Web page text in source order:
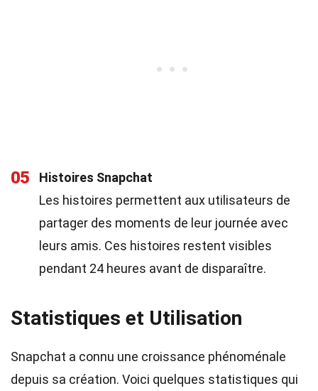
05
Histoires Snapchat
Les histoires permettent aux utilisateurs de
partager des moments de leur journée avec
leurs amis. Ces histoires restent visibles
pendant 24 heures avant de disparaître.
Statistiques et Utilisation
Snapchat a connu une croissance phénoménale
depuis sa création. Voici quelques statistiques qui